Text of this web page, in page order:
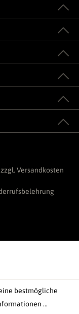
Versandkosten
bestmögliche
...